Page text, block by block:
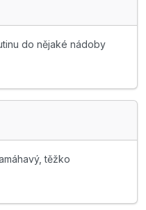
do nějaké nádoby
těžko